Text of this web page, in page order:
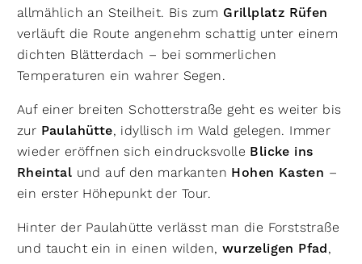
allmählich an Steilheit. Bis zum Grillplatz Rüfen
verläuft die Route angenehm schattig unter einem
dichten Blätterdach – bei sommerlichen
Temperaturen ein wahrer Segen.
Auf einer breiten Schotterstraße geht es weiter bis
zur Paulahütte, idyllisch im Wald gelegen. Immer
wieder eröffnen sich eindrucksvolle Blicke ins
Rheintal und auf den markanten Hohen Kasten –
ein erster Höhepunkt der Tour.
Hinter der Paulahütte verlässt man die Forststraße
und taucht ein in einen wilden, wurzeligen Pfad,